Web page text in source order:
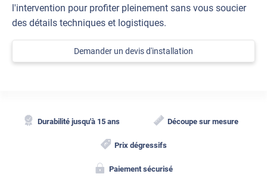
l'intervention pour profiter pleinement sans vous soucier
des détails techniques et logistiques.
Demander un devis d'installation
Durabilité jusqu'à 15 ans Découpe sur mesure
Prix dégressifs
Paiement sécurisé